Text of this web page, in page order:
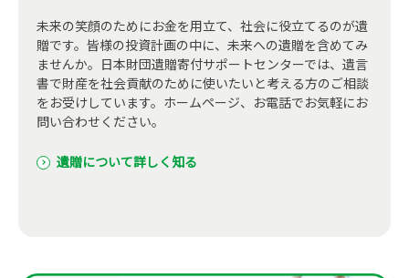
未来の笑顔のためにお金を用立て、社会に役立てるのが遺
贈です。皆様の投資計画の中に、未来への遺贈を含めてみ
ませんか。日本財団遺贈寄付サポートセンターでは、遺言
書で財産を社会貢献のために使いたいと考える方のご相談
をお受けしています。ホームページ、お電話でお気軽にお
問い合わせください。
遺贈について詳しく知る